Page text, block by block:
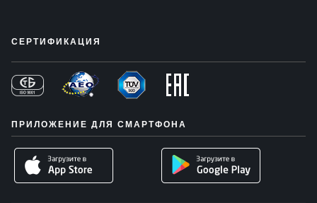
СЕРТИФИКАЦИЯ
ПРИЛОЖЕНИЕ ДЛЯ СМАРТФОНА